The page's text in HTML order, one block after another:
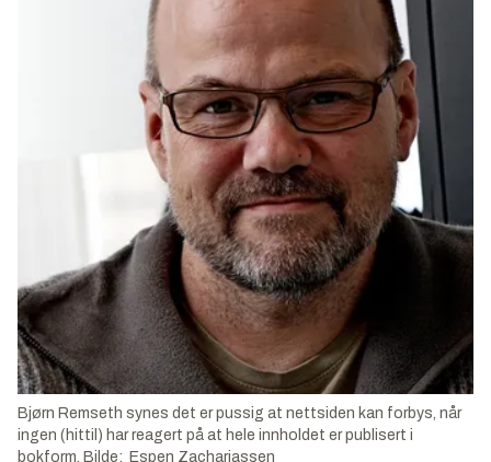
Bjørn Remseth synes det er pussig at nettsiden kan forbys, når
ingen (hittil) har reagert på at hele innholdet er publisert i
bokform. Bilde: Espen Zachariassen